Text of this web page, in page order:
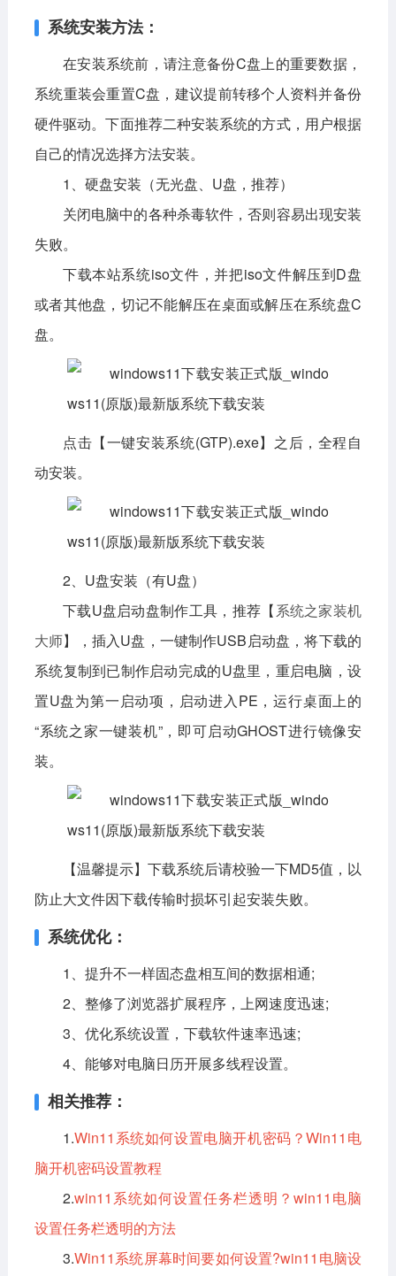
系统安装方法：
在安装系统前，请注意备份C盘上的重要数据，
系统重装会重置C盘，建议提前转移个人资料并备份
硬件驱动。下面推荐二种安装系统的方式，用户根据
自己的情况选择方法安装。
1、硬盘安装（无光盘、U盘，推荐）
关闭电脑中的各种杀毒软件，否则容易出现安装
失败。
下载本站系统iso文件，并把iso文件解压到D盘
或者其他盘，切记不能解压在桌面或解压在系统盘C
盘。
点击【一键安装系统(GTP).exe】之后，全程自
动安装。
2、U盘安装（有U盘）
下载U盘启动盘制作工具，推荐【系统之家装机
大师】，插入U盘，一键制作USB启动盘，将下载的
系统复制到已制作启动完成的U盘里，重启电脑，设
置U盘为第一启动项，启动进入PE，运行桌面上的
“系统之家一键装机”，即可启动GHOST进行镜像安
装。
【温馨提示】下载系统后请校验一下MD5值，以
防止大文件因下载传输时损坏引起安装失败。
系统优化：
1、提升不一样固态盘相互间的数据相通;
2、整修了浏览器扩展程序，上网速度迅速;
3、优化系统设置，下载软件速率迅速;
4、能够对电脑日历开展多线程设置。
相关推荐：
1.Win11系统如何设置电脑开机密码？Win11电
脑开机密码设置教程
2.win11系统如何设置任务栏透明？win11电脑
设置任务栏透明的方法
3.Win11系统屏幕时间要如何设置?win11电脑设